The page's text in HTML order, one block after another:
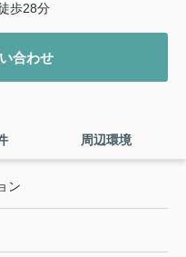
歩28分
合わせ
周辺環境
ン